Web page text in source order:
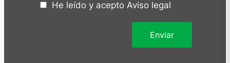
He leído y acepto Aviso legal